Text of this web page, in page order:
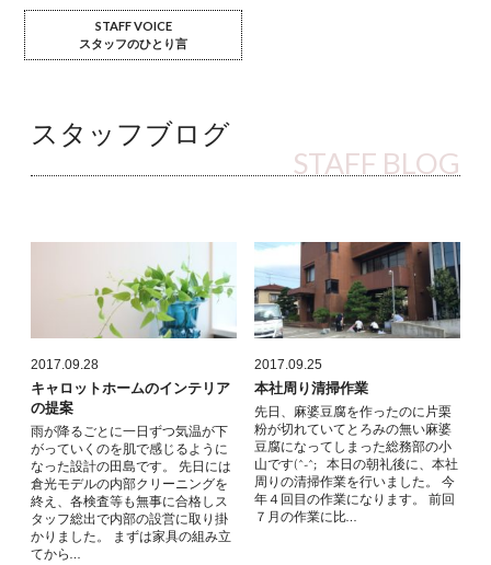
STAFF VOICE
スタッフのひとり言
スタッフブログ
STAFF BLOG
2017.09.28
キャロットホームのインテリア
の提案
雨が降るごとに一日ずつ気温が下
がっていくのを肌で感じるように
なった設計の田島です。 先日には
倉光モデルの内部クリーニングを
終え、各検査等も無事に合格しス
タッフ総出で内部の設営に取り掛
かりました。 まずは家具の組み立
てから…
2017.09.25
本社周り清掃作業
先日、麻婆豆腐を作ったのに片栗
粉が切れていてとろみの無い麻婆
豆腐になってしまった総務部の小
山です(^-^; 本日の朝礼後に、本社
周りの清掃作業を行いました。 今
年４回目の作業になります。 前回
７月の作業に比…